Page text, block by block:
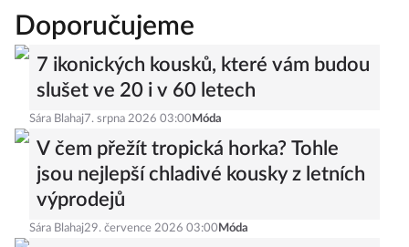
Doporučujeme
7 ikonických kousků, které vám budou
slušet ve 20 i v 60 letech
Sára Blahaj 7. srpna 2026 03:00 Móda
V čem přežít tropická horka? Tohle
jsou nejlepší chladivé kousky z letních
výprodejů
Sára Blahaj29. července 2026 03:00 Móda